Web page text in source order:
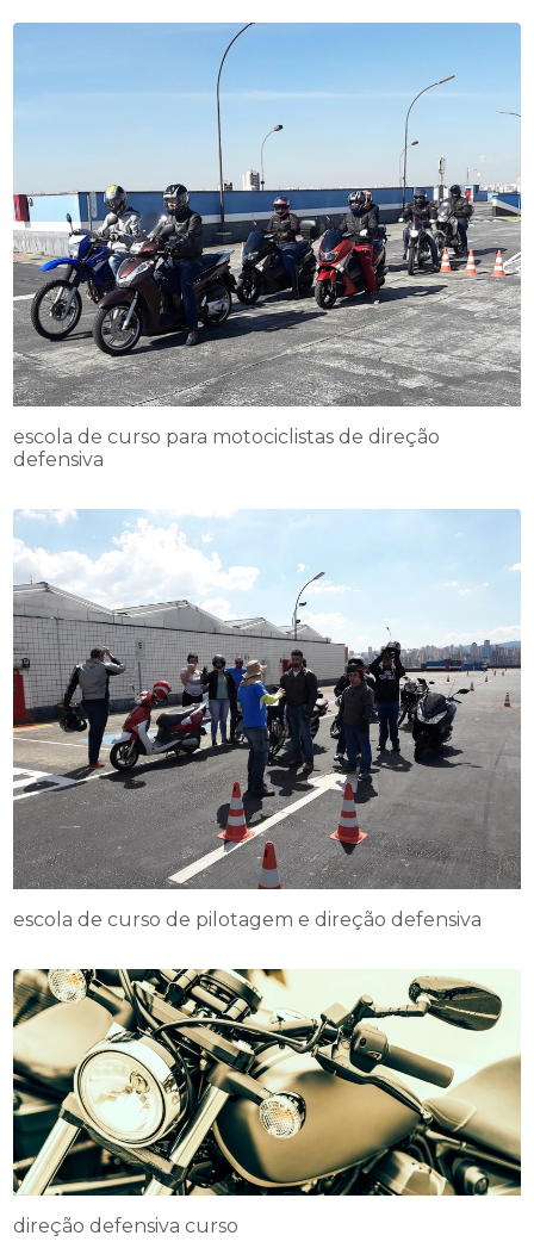
escola de curso para motociclistas de direção
defensiva
escola de curso de pilotagem e direção defensiva
direção defensiva curso